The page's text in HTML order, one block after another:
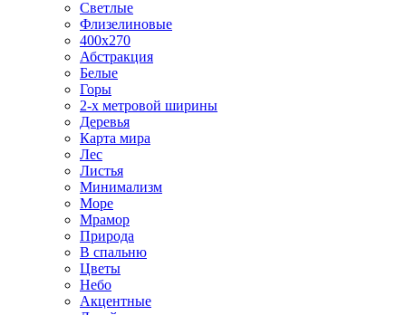
Светлые
Флизелиновые
400х270
Абстракция
Белые
Горы
2-х метровой ширины
Деревья
Карта мира
Лес
Листья
Минимализм
Море
Мрамор
Природа
В спальню
Цветы
Небо
Акцентные